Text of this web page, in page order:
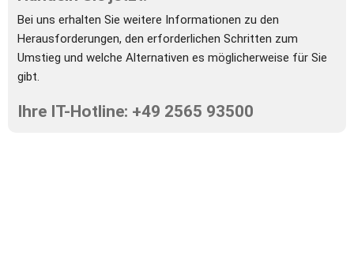
Bei uns erhalten Sie weitere Informationen zu den
Herausforderungen, den erforderlichen Schritten zum
Umstieg und welche Alternativen es möglicherweise für Sie
gibt.
Ihre IT-Hotline: +49 2565 93500